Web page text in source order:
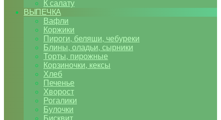
К салату
ВЫПЕЧКА
Вафли
Коржики
Пироги, беляши, чебуреки
Блины, оладьи, сырники
Торты, пирожные
Корзиночки, кексы
Хлеб
Печенье
Хворост
Рогалики
Булочки
Бисквит